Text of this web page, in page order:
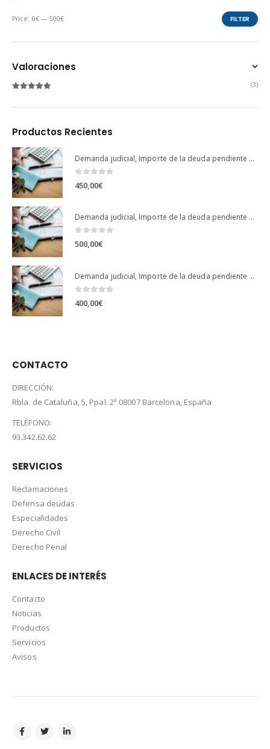
FILTER
Price: 0€— 500€
Valoraciones
(3)
Productos Recientes
Demanda judicial, Importe de la deuda pendiente … exceso hasta 5.000.000 euros
450,00€
Demanda judicial, Importe de la deuda pendiente … más de 5.000.000 cuota…
500,00€
Demanda judicial, Importe de la deuda pendiente … exceso hasta 4.000.000 euros
400,00€
CONTACTO
DIRECCIÓN:
Rbla. de Cataluña, 5, Ppal. 2ª 08007 Barcelona, España
TELÉFONO:
93.342.62.62
SERVICIOS
Reclamaciones
Defensa deudas
Especialidades
Derecho Civil
Derecho Penal
ENLACES DE INTERÉS
Contacto
Noticias
Productos
Servicios
Avisos